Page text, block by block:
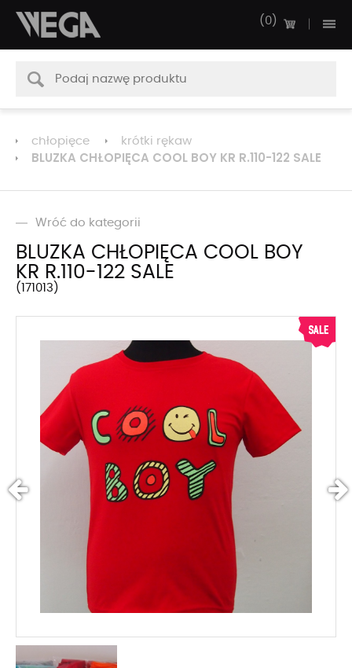
0
chłopięce krótki rękaw
BLUZKA CHŁOPIĘCA COOL BOY KR R.110-122 SALE
Wróć do kategorii
BLUZKA CHŁOPIĘCA COOL BOY
KR R.110-122 SALE
171013